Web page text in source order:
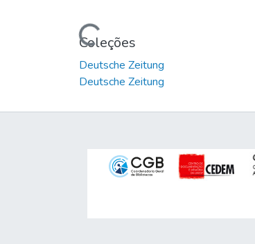
Carregando...Coleções
Deutsche Zeitung
Deutsche Zeitung